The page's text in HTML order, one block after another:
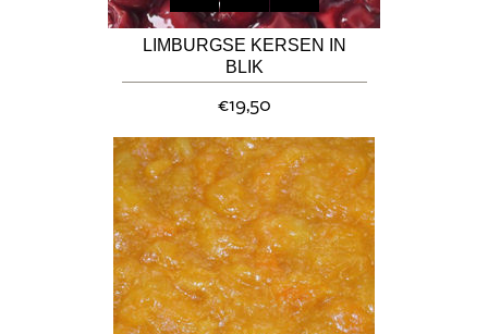
LIMBURGSE KERSEN IN
BLIK
€19,50